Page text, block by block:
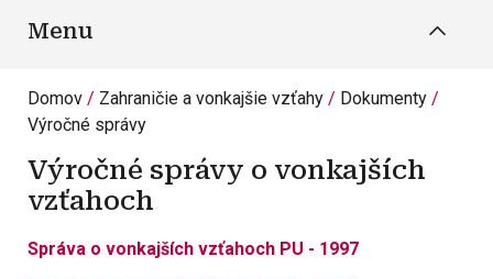
Menu
Domov Zahraničie a vonkajšie vzťahy
Dokumenty
Výročné správy
Výročné správy o vonkajších
vzťahoch
Správa o vonkajších vzťahoch PU - 1997